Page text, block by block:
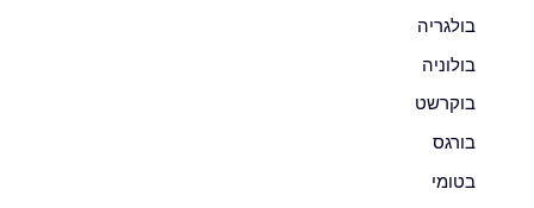
בולגריה
בולוניה
בוקרשט
בורגס
בטומי